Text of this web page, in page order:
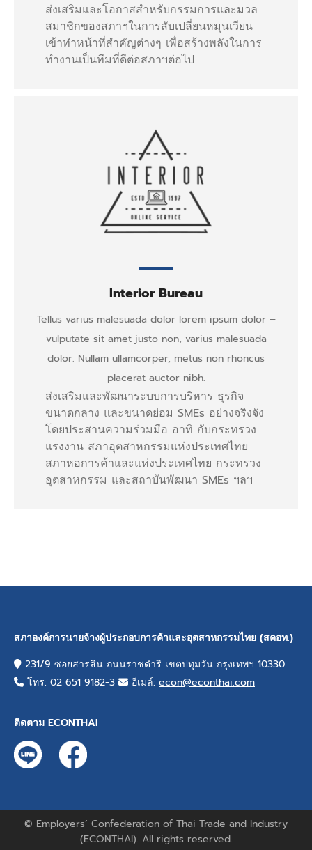
ส่งเสริมและโอกาสสำหรับกรรมการและมวล
สมาชิกของสภาฯในการสับเปลี่ยนหมุนเวียน
เข้าทำหน้าที่สำคัญต่างๆ เพื่อสร้างพลังในการ
ทำงานเป็นทีมที่ดีต่อสภาฯต่อไป
Interior Bureau
Tellus varius malesuada dolor lorem ipsum dolor –
vulputate sit amet justo non, varius malesuada
dolor. Nullam ullamcorper, metus non rhoncus
placerat auctor nibh.
ส่งเสริมและพัฒนาระบบการบริหาร ธุรกิจ
ขนาดกลาง และขนาดย่อม SMEs อย่างจริงจัง
โดยประสานความร่วมมือ อาทิ กับกระทรวง
แรงงาน สภาอุตสาหกรรมแห่งประเทศไทย
สภาหอการค้าและแห่งประเทศไทย กระทรวง
อุตสาหกรรม และสถาบันพัฒนา SMEs ฯลฯ
สภาองค์การนายจ้างผู้ประกอบการค้าและอุตสาหกรรมไทย (สคอท.)
231/9 ซอยสารสิน ถนนราชดำริ เขตปทุมวัน กรุงเทพฯ 10330
โทร: 02 651 9182-3
อีเมล์: econ@econthai.com
ติดตาม ECONTHAI
© Employers’ Confederation of Thai Trade and Industry
(ECONTHAI). All rights reserved.